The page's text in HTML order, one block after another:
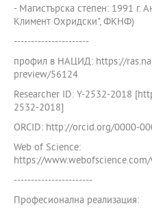
- Магистърска степен: 1991 г.
Климент Охридски", ФКНФ)
----------------------
профил в НАЦИД: https://
preview/56124
Researcher ID: Y-2532-2018
2532-2018]
ORCID: http://orcid.org/0000-
Web of Science:
https://
-----------------------
Професионална реализация: